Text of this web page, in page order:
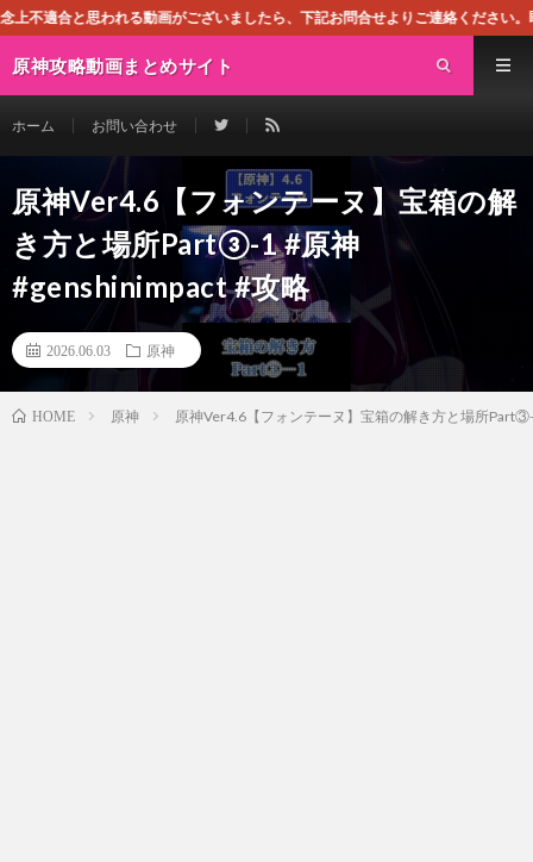
る動画がございましたら、下記お問合せよりご連絡ください。即刻対処さ
原神攻略動画まとめサイト
ホーム お問い合わせ
原神Ver4.6【フォンテーヌ】宝箱の解
き方と場所Part③-1 #原神
#genshinimpact #攻略
2026.06.03 原神
HOME 原神 原神Ver4.6【フォンテーヌ】宝箱の解き方と場所